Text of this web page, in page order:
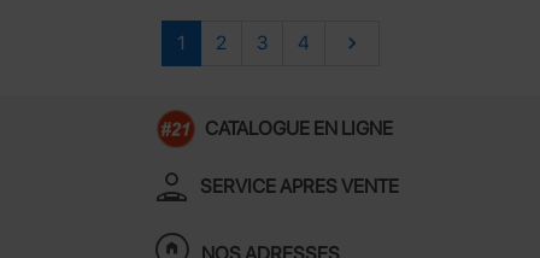
1 2 3 4 Suivant

CATALOGUE EN LIGNE
person_apron SERVICE APRES VENTE